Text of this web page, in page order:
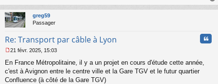
a
g
e
o
l
u
au
greg59
Passager
Re: Transport par câble à Lyon
e
s
21 févr. 2025, 15:03
En France Métropolitaine, il y a un projet en cours d'étude cette année,
c'est à Avignon entre le centre ville et la Gare TGV et le futur quartier
Confluence (à côté de la Gare TGV)